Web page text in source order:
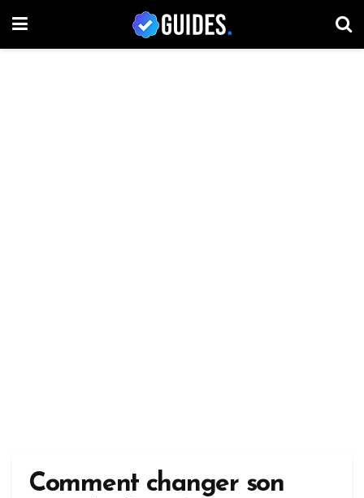
Comment changer son